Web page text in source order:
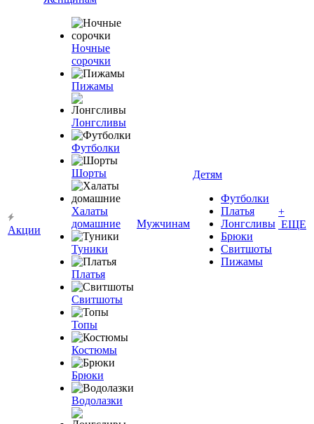
Акции
Ночные
сорочки
Пижамы
Лонгсливы
Футболки
Шорты
Халаты
домашние
Туники
Платья
Свитшоты
Топы
Костюмы
Брюки
Водолазки
Мужчинам
Детям
Футболки
Платья
Лонгсливы
Брюки
Свитшоты
Пижамы
+
ЕЩЕ